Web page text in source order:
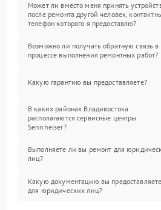
Может ли вместо меня принять
после ремонта другой человек,
телефон которого я предоставлю?
Возможно ли получать обратную связь в
процессе выполнения ремонтных работ?
Какую гарантию вы предоставляете?
В каких районах Владивостока
располагаются сервисные центры
Sennheiser?
Выполняете ли вы ремонт для
лиц?
Какую документацию вы предоставляете
для юридических лиц?